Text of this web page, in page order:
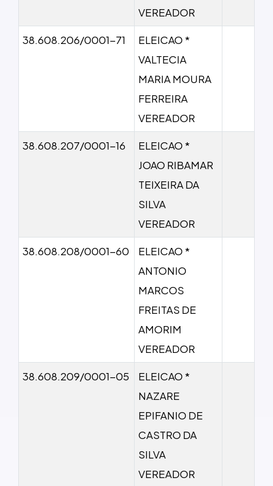
VEREADOR
38.608.206/0001-71
ELEICAO *
VALTECIA
MARIA MOURA
FERREIRA
VEREADOR
38.608.207/0001-16
ELEICAO *
JOAO RIBAMAR
TEIXEIRA DA
SILVA
VEREADOR
38.608.208/0001-60
ELEICAO *
ANTONIO
MARCOS
FREITAS DE
AMORIM
VEREADOR
38.608.209/0001-05
ELEICAO *
NAZARE
EPIFANIO DE
CASTRO DA
SILVA
VEREADOR